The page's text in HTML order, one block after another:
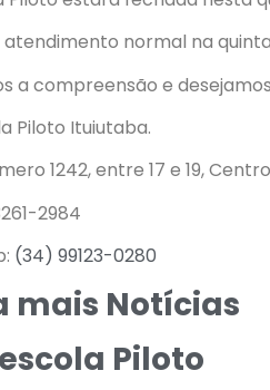
atendimento normal na
a compreensão e
Piloto Ituiutaba.
1242, entre 17 e 19,
2984
(34) 99123-0280
mais Notícias
Piloto